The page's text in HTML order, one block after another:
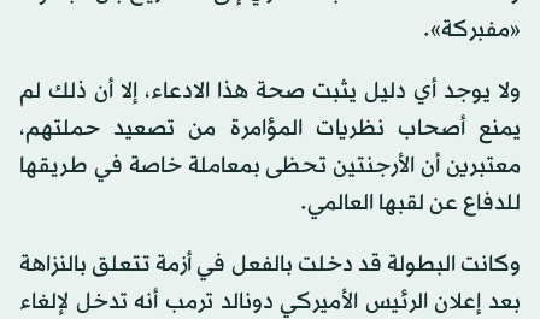
«مفبركة».
ولا يوجد أي دليل يثبت صحة هذا الادعاء، إلا أن ذلك لم
يمنع أصحاب نظريات المؤامرة من تصعيد حملتهم،
معتبرين أن الأرجنتين تحظى بمعاملة خاصة في طريقها
للدفاع عن لقبها العالمي.
وكانت البطولة قد دخلت بالفعل في أزمة تتعلق بالنزاهة
بعد إعلان الرئيس الأميركي دونالد ترمب أنه تدخل لإلغاء